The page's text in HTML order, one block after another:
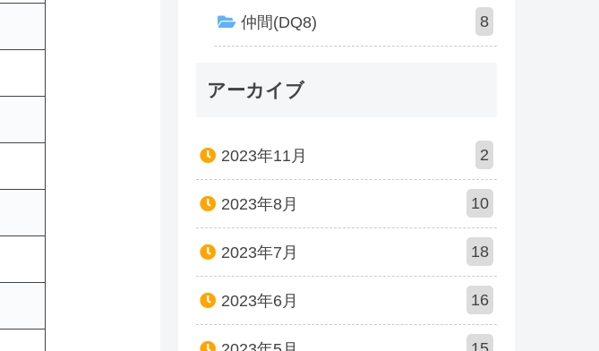
仲間(DQ8) 8
アーカイブ
2023年11月 2
2023年8月 10
2023年7月 18
2023年6月 16